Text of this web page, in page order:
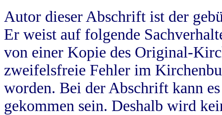
Autor dieser Abschrift ist der
Er weist auf folgende
von einer Kopie des Original-
zweifelsfreie Fehler im
worden. Bei der Abschrift kann
gekommen sein. Deshalb wird